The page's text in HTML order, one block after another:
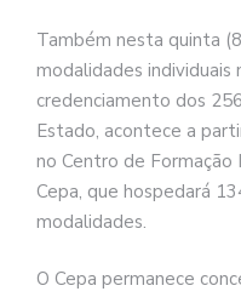
Também nesta quinta
modalidades individuais
credenciamento dos
Estado, acontece a
no Centro de Formação
Cepa, que hospedará
modalidades.
O Cepa permanece